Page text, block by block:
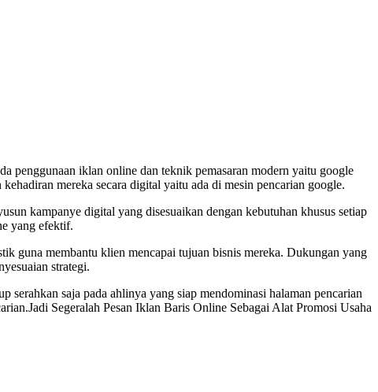
penggunaan iklan online dan teknik pemasaran modern yaitu google
mereka secara digital yaitu ada di mesin pencarian google.
kampanye digital yang disesuaikan dengan kebutuhan khusus setiap
yang efektif.
guna membantu klien mencapai tujuan bisnis mereka. Dukungan yang
strategi.
saja pada ahlinya yang siap mendominasi halaman pencarian
Segeralah Pesan Iklan Baris Online Sebagai Alat Promosi Usaha